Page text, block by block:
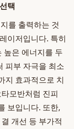
택
를 출력하는 것
이저입니다. 특히
은 에너지를 두
피부 자극을 최소
지 효과적으로 치
모반처럼 진피
보입니다. 또한,
개선 등 부가적